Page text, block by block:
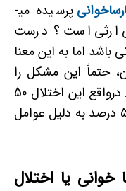
پرسیده می­
ارثی است ؟ درست
باشد اما به این معنا
حتماً این مشکل را
برای فرزند خود هم به ارث می‌گذارد. درواقع این اختلال 50
درصد به سبب مشکلات ژنتیکی و 50 درصد به دلیل عوامل
خوانی یا اختلال